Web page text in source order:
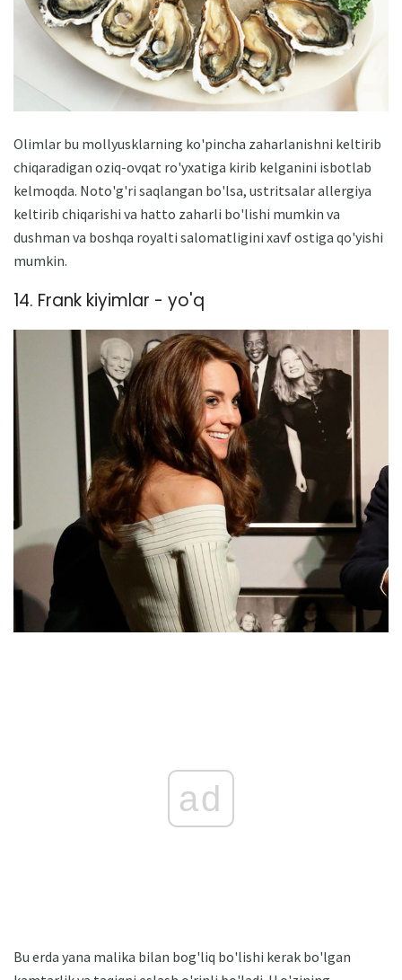
Olimlar bu mollyusklarning ko'pincha zaharlanishni keltirib
chiqaradigan oziq-ovqat ro'yxatiga kirib kelganini isbotlab
kelmoqda. Noto'g'ri saqlangan bo'lsa, ustritsalar allergiya
keltirib chiqarishi va hatto zaharli bo'lishi mumkin va
dushman va boshqa royalti salomatligini xavf ostiga qo'yishi
mumkin.
14. Frank kiyimlar - yo'q
ad
Bu erda yana malika bilan bog'liq bo'lishi kerak bo'lgan